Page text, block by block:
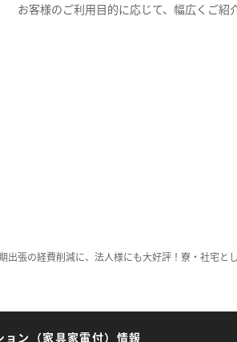
お客様のご利用目的に応じて、幅広くご紹
張の経費削減に、法人様にも大好評！寮・社宅と
ン（家具家電付）情報